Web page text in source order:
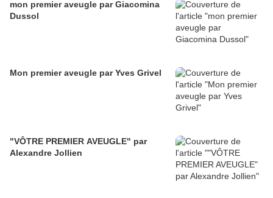
mon premier aveugle par Giacomina
Dussol
Mon premier aveugle par Yves Grivel
"VÔTRE PREMIER AVEUGLE" par
Alexandre Jollien